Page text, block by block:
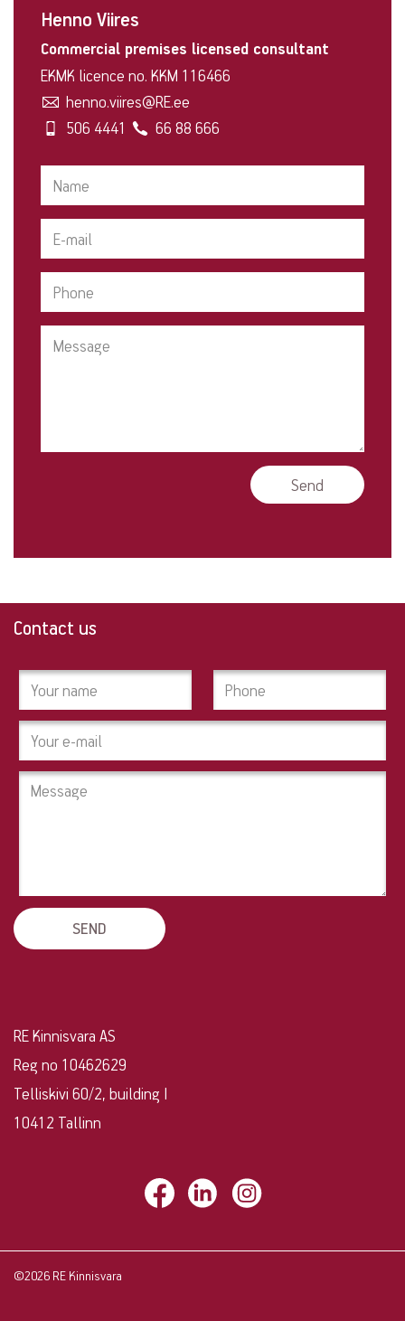
Henno Viires
Commercial premises licensed consultant
EKMK licence no. KKM 116466
henno.viires@RE.ee
506 4441
66 88 666
Contact
RE Kinnisvara AS
Reg no 10462629
Telliskivi 60/2, building I
10412 Tallinn
Contact us
©2026 RE Kinnisvara